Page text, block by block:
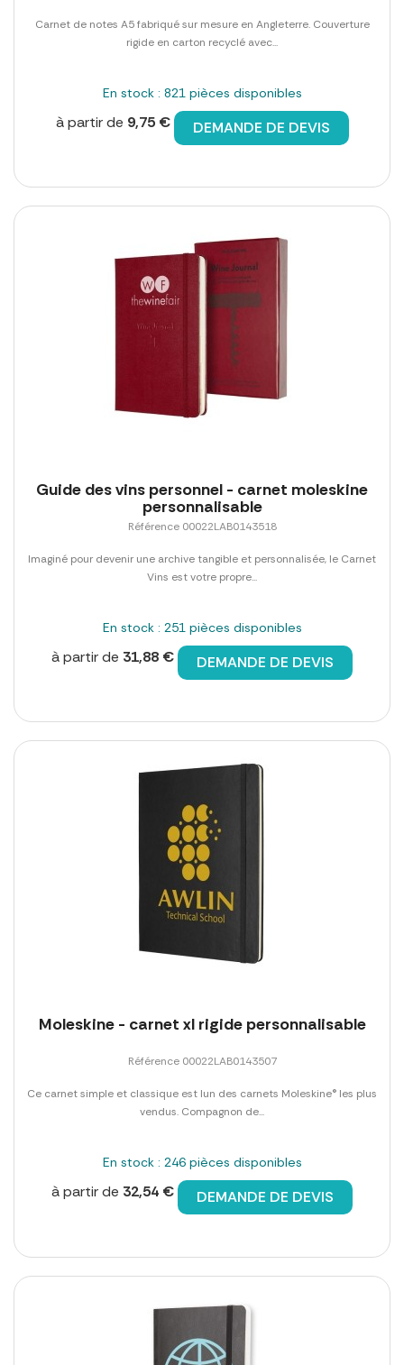
Carnet de notes A5 fabriqué sur mesure en Angleterre. Couverture
rigide en carton recyclé avec...
En stock : 821 pièces disponibles
à partir de 9,75 € DEMANDE DE DEVIS
Guide des vins personnel - carnet moleskine
personnalisable
Référence 00022LAB0143518
Imaginé pour devenir une archive tangible et personnalisée, le Carnet
Vins est votre propre...
En stock : 251 pièces disponibles
à partir de 31,88 € DEMANDE DE DEVIS
Moleskine - carnet xl rigide personnalisable
Référence 00022LAB0143507
Ce carnet simple et classique est lun des carnets Moleskine® les plus
vendus. Compagnon de...
En stock : 246 pièces disponibles
à partir de 32,54 € DEMANDE DE DEVIS